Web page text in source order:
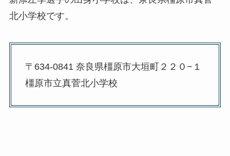
北小学校です。
〒634-0841 奈良県橿原市大垣町２２０−１
橿原市立真菅北小学校